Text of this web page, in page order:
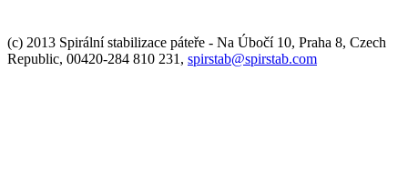
(c) 2013 Spirální stabilizace páteře - Na Úbočí 10, Praha 8, Czech
Republic, 00420-284 810 231, spirstab@spirstab.com